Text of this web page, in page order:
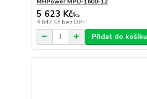
5 623 Kč/ks
4 647 Kč bez DPH
Přidat do košíku